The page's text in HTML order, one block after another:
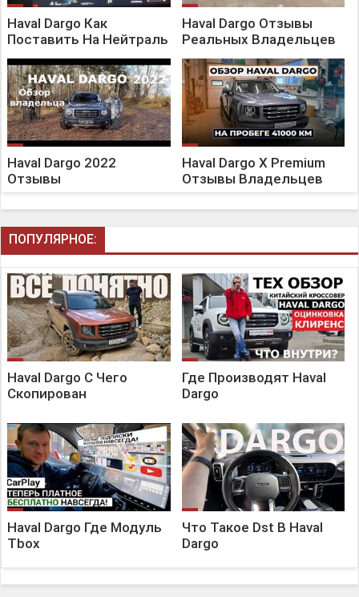
Haval Dargo Как
Поставить На Нейтраль
Haval Dargo Отзывы
Реальных Владельцев
Haval Dargo 2022
Отзывы
Haval Dargo X Premium
Отзывы Владельцев
ПОПУЛЯРНОЕ:
Haval Dargo С Чего
Скопирован
Где Производят Haval
Dargo
Haval Dargo Где Модуль
Tbox
Что Такое Dst В Haval
Dargo